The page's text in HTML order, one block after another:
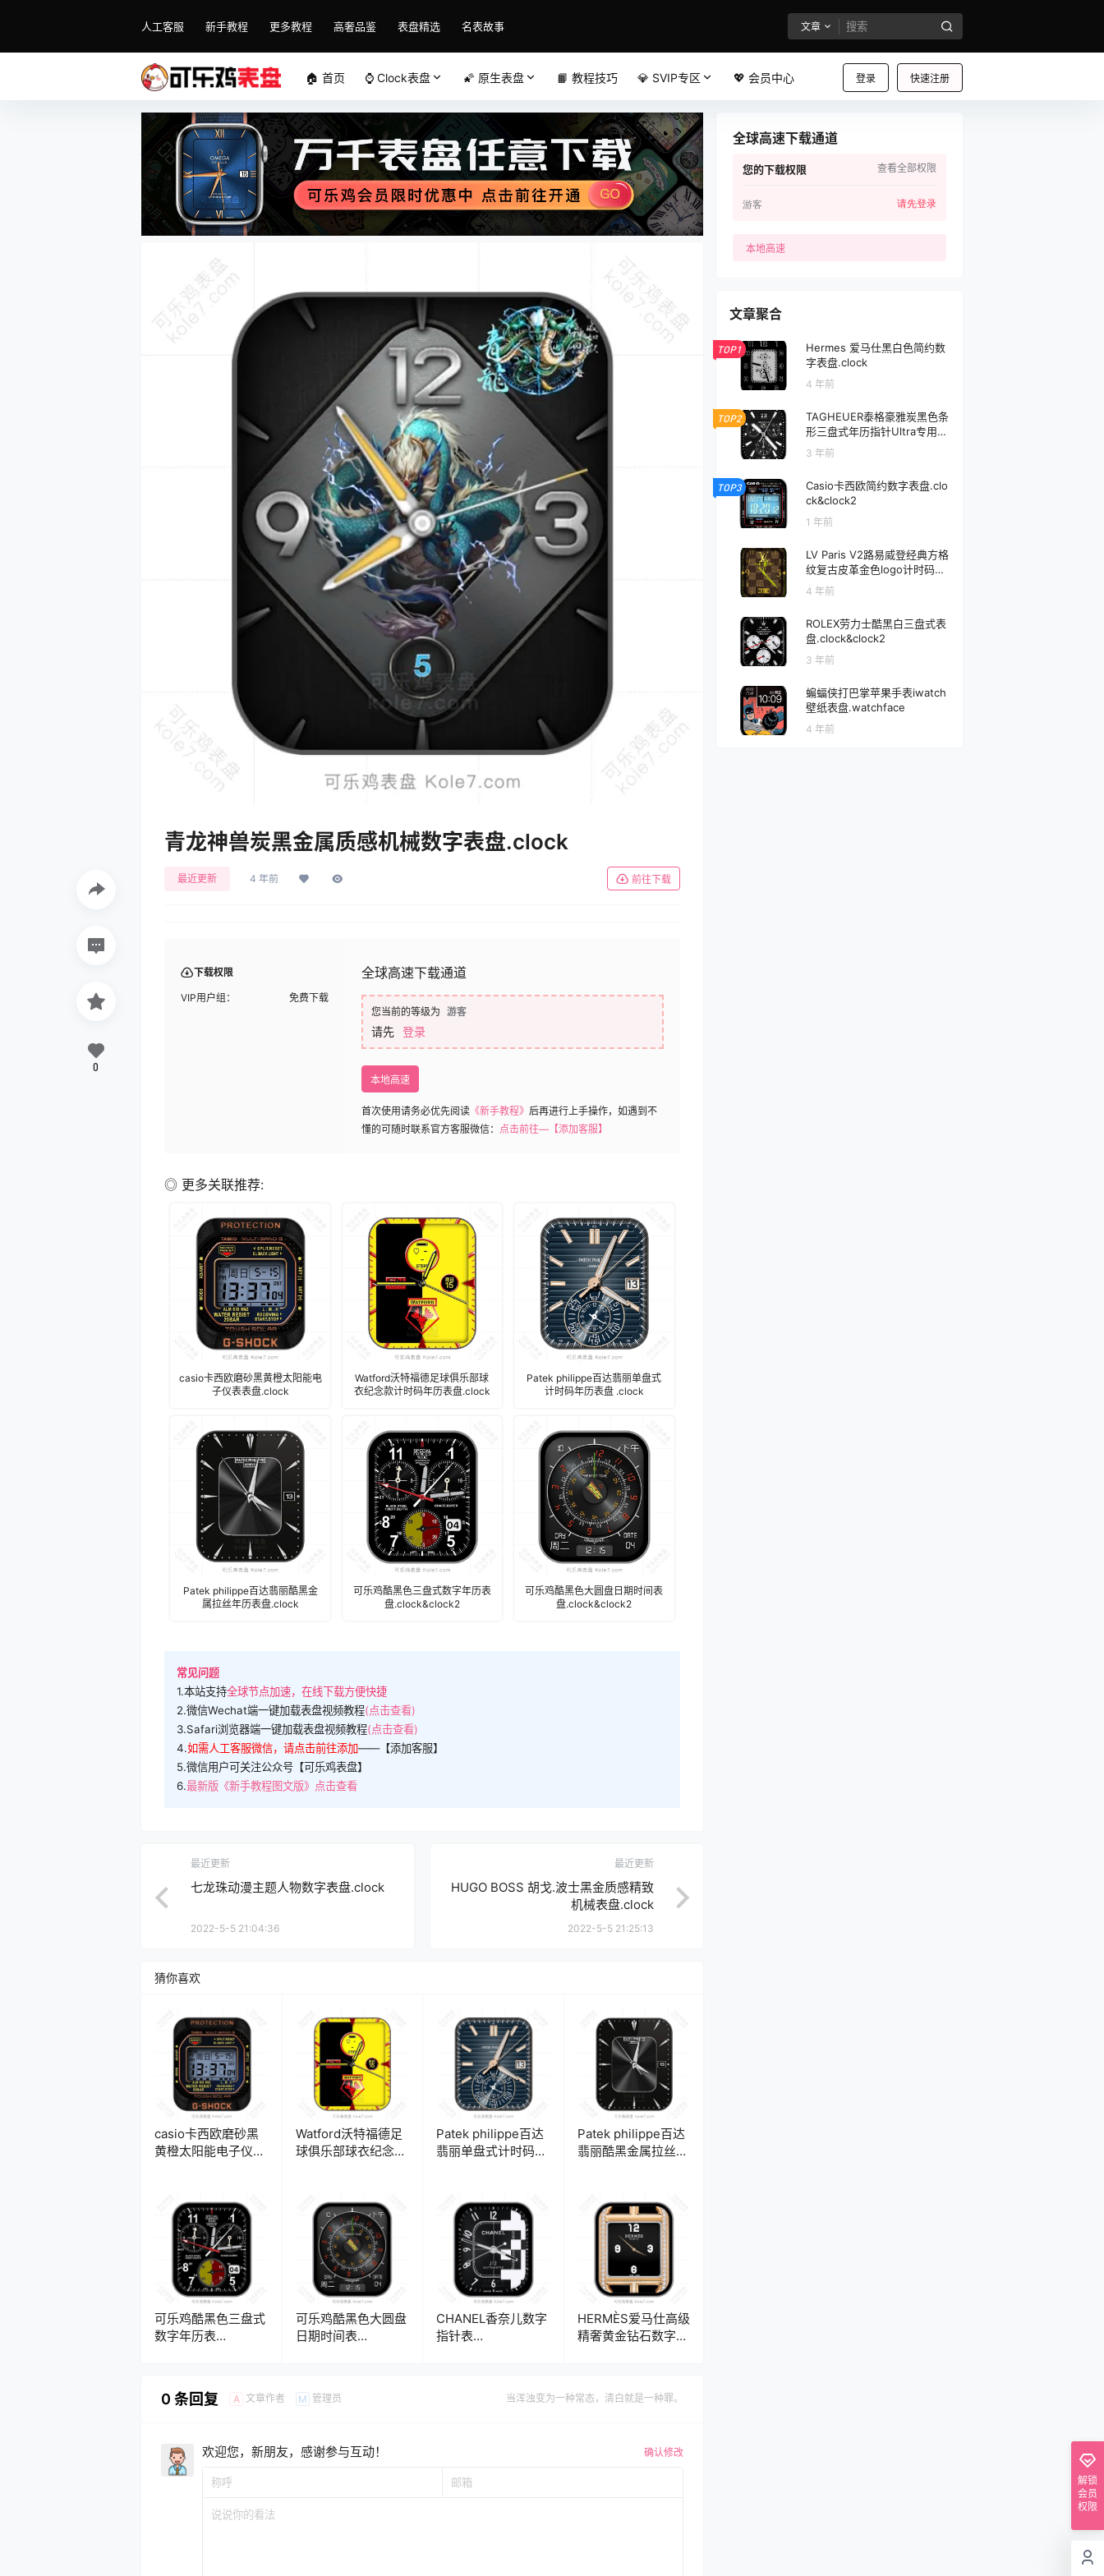
人工客服 新手教程 更多教程 高奢品鉴 表盘精选 名表故事 文章
登录 快速注册
🏠 首页 ⌚️ Clock表盘 🌠 原生表盘 📙 教程技巧 💎 SVIP专区 💖 会员中心
青龙神兽炭黑金属质感机械数字表盘.clock
最近更新 4 年前 前往下载
下载权限
VIP用户组： 免费下载
全球高速下载通道
您当前的等级为 游客
请先 登录
本地高速
首次使用请务必优先阅读 《新手教程》 后再进行上手操作，如遇到不
懂的可随时联系官方客服微信： 点击前往—【添加客服】
◎ 更多关联推荐:
casio卡西欧磨砂黑黄橙太阳能电
子仪表表盘.clock
Watford沃特福德足球俱乐部球
衣纪念款计时码年历表盘.clock
Patek philippe百达翡丽单盘式
计时码年历表盘 .clock
Patek philippe百达翡丽酷黑金
属拉丝年历表盘.clock
可乐鸡酷黑色三盘式数字年历表
盘.clock&clock2
可乐鸡酷黑色大圆盘日期时间表
盘.clock&clock2
常见问题
1.本站支持全球节点加速，在线下载方便快捷
2.微信Wechat端一键加载表盘视频教程(点击查看)
3.Safari浏览器端一键加载表盘视频教程(点击查看)
4.如需人工客服微信，请点击前往添加——【添加客服】
5.微信用户可关注公众号【可乐鸡表盘】
6.最新版《新手教程图文版》点击查看
0
最近更新
七龙珠动漫主题人物数字表盘.clock
2022-5-5 21:04:36
最近更新
HUGO BOSS 胡戈.波士黑金质感精致
机械表盘.clock
2022-5-5 21:25:13
猜你喜欢
casio卡西欧磨砂黑
黄橙太阳能电子仪表
Watford沃特福德足
球俱乐部球衣纪念款
Patek philippe百达
翡丽单盘式计时码年
Patek philippe百达
翡丽酷黑金属拉丝年
可乐鸡酷黑色三盘式
数字年历表
可乐鸡酷黑色大圆盘
日期时间表
CHANEL香奈儿数字
指针表
HERMÈS爱马仕高级
精奢黄金钻石数字表
0 条回复 A 文章作者 M 管理员 当浑浊变为一种常态，清白就是一种罪。
欢迎您，新朋友，感谢参与互动！ 确认修改
全球高速下载通道
您的下载权限 查看全部权限
游客 请先登录
本地高速
文章聚合
TOP1
Hermes 爱马仕黑白色简约数
字表盘.clock
4 年前
TOP2
TAGHEUER泰格豪雅炭黑色条
形三盘式年历指针Ultra专用表
盘.clock&clock2
3 年前
TOP3
Casio卡西欧简约数字表盘.clo
ck&clock2
1 年前
LV Paris V2路易威登经典方格
纹复古皮革金色logo计时码数
字表盘.clock
4 年前
ROLEX劳力士酷黑白三盘式表
盘.clock&clock2
3 年前
蝙蝠侠打巴掌苹果手表iwatch
壁纸表盘.watchface
4 年前
解锁
会员
权限